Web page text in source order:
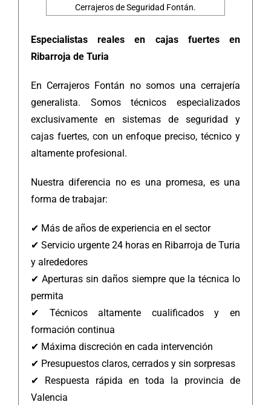
Cerrajeros de Seguridad Fontán.
Especialistas reales en cajas fuertes en
Ribarroja de Turia
En Cerrajeros Fontán no somos una cerrajería
generalista. Somos técnicos especializados
exclusivamente en sistemas de seguridad y
cajas fuertes, con un enfoque preciso, técnico y
altamente profesional.
Nuestra diferencia no es una promesa, es una
forma de trabajar:
✔ Más de años de experiencia en el sector
✔ Servicio urgente 24 horas en Ribarroja de Turia
y alrededores
✔ Aperturas sin daños siempre que la técnica lo
permita
✔ Técnicos altamente cualificados y en
formación continua
✔ Máxima discreción en cada intervención
✔ Presupuestos claros, cerrados y sin sorpresas
✔ Respuesta rápida en toda la provincia de
Valencia